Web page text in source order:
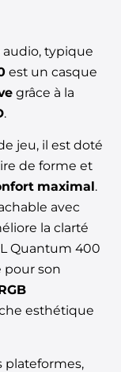
typique
est un casque
grâce à la
.
jeu, il est doté
de forme et
maximal.
avec
la clarté
Quantum 400
pour son
esthétique
plateformes,